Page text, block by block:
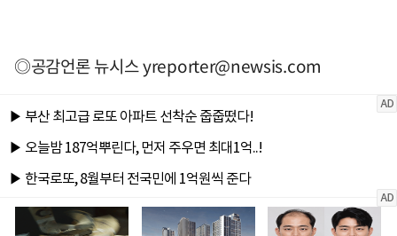
◎공감언론 뉴시스yreporter@newsis.com